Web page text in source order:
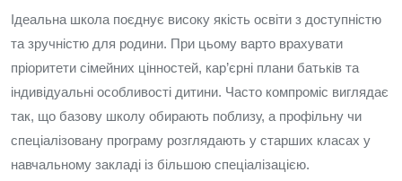
Ідеальна школа поєднує високу якість освіти з доступністю
та зручністю для родини. При цьому варто врахувати
пріоритети сімейних цінностей, кар’єрні плани батьків та
індивідуальні особливості дитини. Часто компроміс виглядає
так, що базову школу обирають поблизу, а профільну чи
спеціалізовану програму розглядають у старших класах у
навчальному закладі із більшою спеціалізацією.